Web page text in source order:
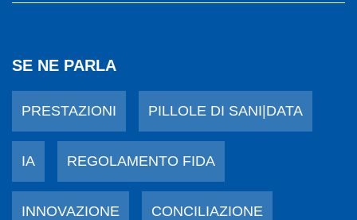
SE NE PARLA
PRESTAZIONI PILLOLE DI SANI|DATA
IA REGOLAMENTO FIDA
INNOVAZIONE CONCILIAZIONE